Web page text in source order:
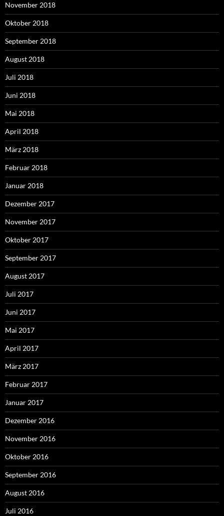
November 2018
Oktober 2018
September 2018
August 2018
Juli 2018
Juni 2018
Mai 2018
April 2018
März 2018
Februar 2018
Januar 2018
Dezember 2017
November 2017
Oktober 2017
September 2017
August 2017
Juli 2017
Juni 2017
Mai 2017
April 2017
März 2017
Februar 2017
Januar 2017
Dezember 2016
November 2016
Oktober 2016
September 2016
August 2016
Juli 2016